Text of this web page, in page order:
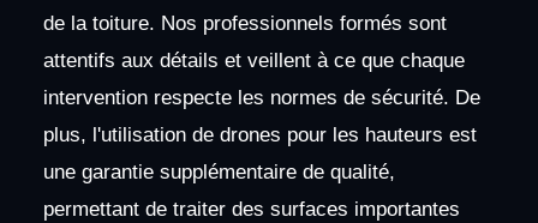
de la toiture. Nos professionnels formés sont
attentifs aux détails et veillent à ce que chaque
intervention respecte les normes de sécurité. De
plus, l'utilisation de drones pour les hauteurs est
une garantie supplémentaire de qualité,
permettant de traiter des surfaces importantes